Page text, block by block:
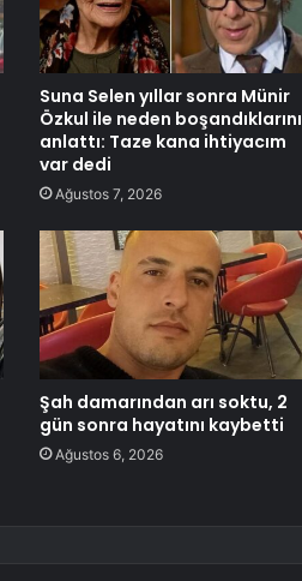
Suna Selen yıllar sonra Münir
Özkul ile neden boşandıklarını
anlattı: Taze kana ihtiyacım
var dedi
Ağustos 7, 2026
Şah damarından arı soktu, 2
gün sonra hayatını kaybetti
Ağustos 6, 2026